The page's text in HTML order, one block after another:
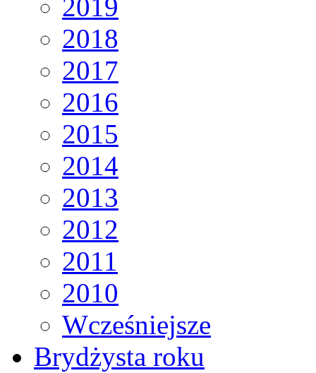
2019
2018
2017
2016
2015
2014
2013
2012
2011
2010
Wcześniejsze
Brydżysta roku